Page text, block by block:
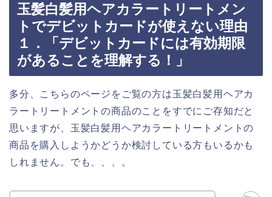
玉髪白髪用ヘアカラートリートメン
トでデビットカードが使えない理由
１．「デビットカードには有効期限
があることを理解する！」
多分、こちらのページをご覧の方は玉髪白髪用ヘアカ
ラートリートメントの商品のことをすでにご存知だと
思いますが、玉髪白髪用ヘアカラートリートメントの
商品を購入しようかどうか検討している方もいるかも
しれません。でも、、、。